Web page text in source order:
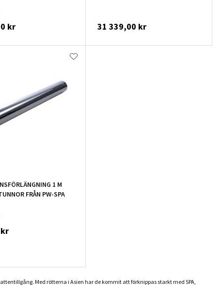
kr 31 339,00 kr
1 M
FRÅN PW-SPA
Med rötterna i Asien har de kommit att förknippas starkt med SPA,